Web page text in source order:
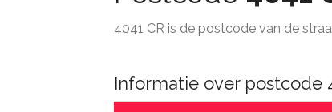
4041 CR is de postcode van de
Informatie over postcode